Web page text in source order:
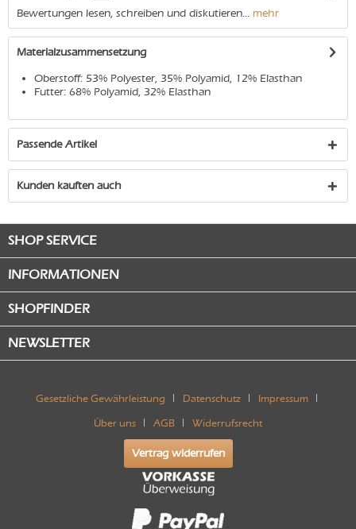
Bewertungen lesen, schreiben und diskutieren... mehr
Materialzusammensetzung
Oberstoff: 53% Polyester, 35% Polyamid, 12% Elasthan
Futter: 68% Polyamid, 32% Elasthan
Passende Artikel
Kunden kauften auch
SHOP SERVICE
INFORMATIONEN
SHOPFINDER
NEWSLETTER
Gesetzliche Gewährleistung Datenschutz Impressum
Über uns AGB Widerrufsrecht
Vertrag widerrufen